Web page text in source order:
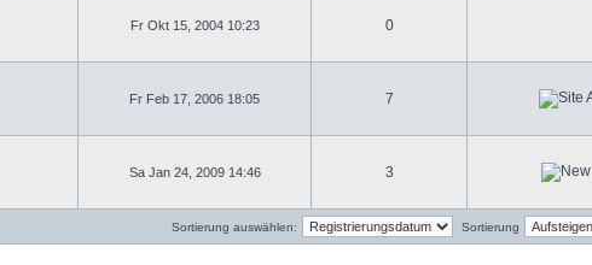
Fr Okt 15, 2004 10:23 0
Fr Feb 17, 2006 18:05 7
Sa Jan 24, 2009 14:46 3
Sortierung auswählen: Sortierung